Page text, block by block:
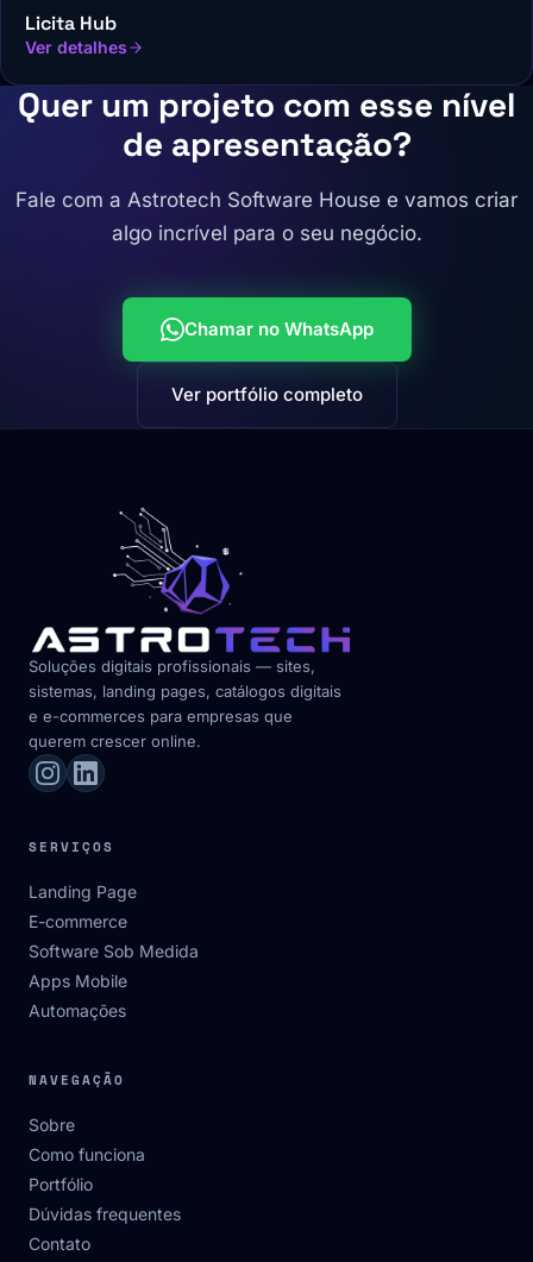
Licita Hub
Ver detalhes
Quer um projeto com esse nível
de apresentação?
Fale com a Astrotech Software House e vamos criar
algo incrível para o seu negócio.
Chamar no WhatsApp
Ver portfólio completo
Soluções digitais profissionais — sites,
sistemas, landing pages, catálogos digitais
e e-commerces para empresas que
querem crescer online.
SERVIÇOS
Landing Page
E-commerce
Software Sob Medida
Apps Mobile
Automações
NAVEGAÇÃO
Sobre
Como funciona
Portfólio
Dúvidas frequentes
Contato